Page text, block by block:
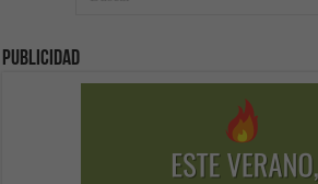
Publicidad